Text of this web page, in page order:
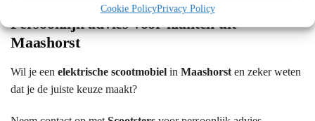
Cookie PolicyPrivacy Policy
Persoonlijk advies voor klanten uit
Maashorst
Wil je een elektrische scootmobiel in Maashorst en zeker weten
dat je de juiste keuze maakt?